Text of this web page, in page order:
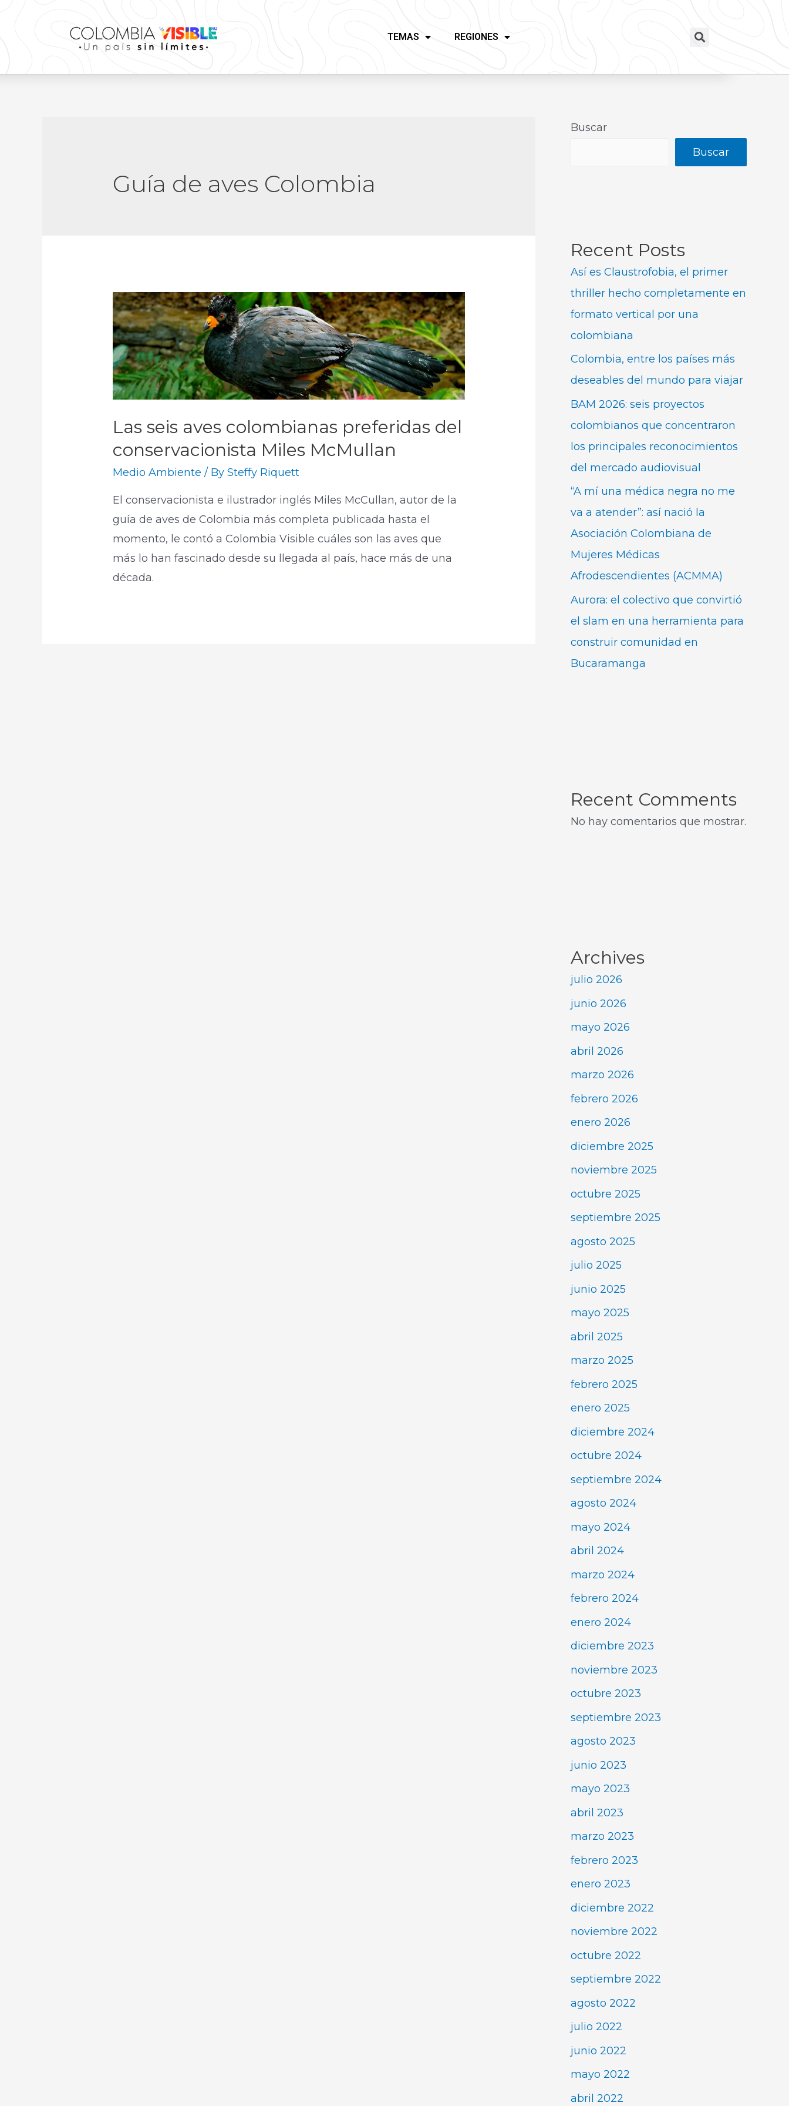
TEMAS REGIONES
Guía de aves Colombia
Las seis aves colombianas preferidas del
conservacionista Miles McMullan
Medio Ambiente / BySteffy Riquett
El conservacionista e ilustrador inglés Miles McCullan, autor de la
guía de aves de Colombia más completa publicada hasta el
momento, le contó a Colombia Visible cuáles son las aves que
más lo han fascinado desde su llegada al país, hace más de una
década.
Buscar
Buscar
Recent Posts
Así es Claustrofobia, el primer
thriller hecho completamente en
formato vertical por una
colombiana
Colombia, entre los países más
deseables del mundo para viajar
BAM 2026: seis proyectos
colombianos que concentraron
los principales reconocimientos
del mercado audiovisual
“A mí una médica negra no me
va a atender”: así nació la
Asociación Colombiana de
Mujeres Médicas
Afrodescendientes (ACMMA)
Aurora: el colectivo que convirtió
el slam en una herramienta para
construir comunidad en
Bucaramanga
Recent Comments
No hay comentarios que mostrar.
Archives
julio 2026
junio 2026
mayo 2026
abril 2026
marzo 2026
febrero 2026
enero 2026
diciembre 2025
noviembre 2025
octubre 2025
septiembre 2025
agosto 2025
julio 2025
junio 2025
mayo 2025
abril 2025
marzo 2025
febrero 2025
enero 2025
diciembre 2024
octubre 2024
septiembre 2024
agosto 2024
mayo 2024
abril 2024
marzo 2024
febrero 2024
enero 2024
diciembre 2023
noviembre 2023
octubre 2023
septiembre 2023
agosto 2023
junio 2023
mayo 2023
abril 2023
marzo 2023
febrero 2023
enero 2023
diciembre 2022
noviembre 2022
octubre 2022
septiembre 2022
agosto 2022
julio 2022
junio 2022
mayo 2022
abril 2022